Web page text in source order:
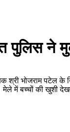
ने
श्री भोजराम पटेल के
में बच्चों की खुशी